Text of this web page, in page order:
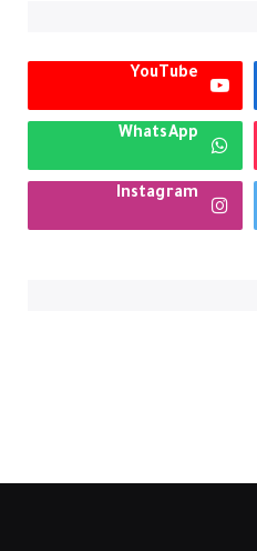
YouTube
WhatsApp
Instagram